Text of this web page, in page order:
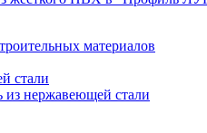
материалов
стали
из нержавеющей стали